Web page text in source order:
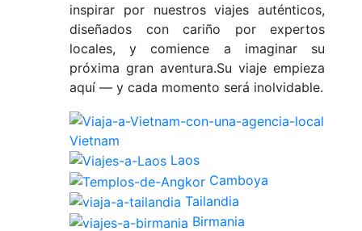
inspirar por nuestros viajes auténticos,
diseñados con cariño por expertos
locales, y comience a imaginar su
próxima gran aventura.Su viaje empieza
aquí — y cada momento será inolvidable.
Vietnam
Laos
Camboya
Tailandia
Birmania